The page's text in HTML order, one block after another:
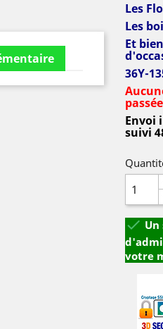
Les
Les
Et
36Y-
Envoi
suivi

votre